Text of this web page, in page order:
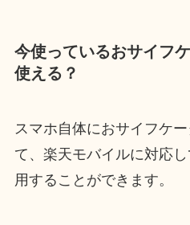
今使っているおサイフ
使える？
スマホ自体におサイフケ
て、楽天モバイルに対応
用することができます。